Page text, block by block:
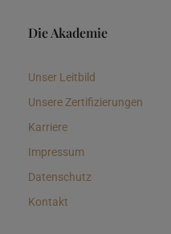
Die Akademie
Unser Leitbild
Unsere Zertifizierungen
Karriere
Impressum
Datenschutz
Kontakt